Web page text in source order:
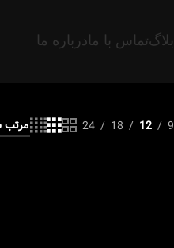
بلاگتماس با مادرباره ما
9
12
18
24